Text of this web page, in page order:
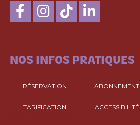
NOS INFOS PRATIQUES
RÉSERVATION ABONNEMENT
TARIFICATION ACCESSIBILITÉ